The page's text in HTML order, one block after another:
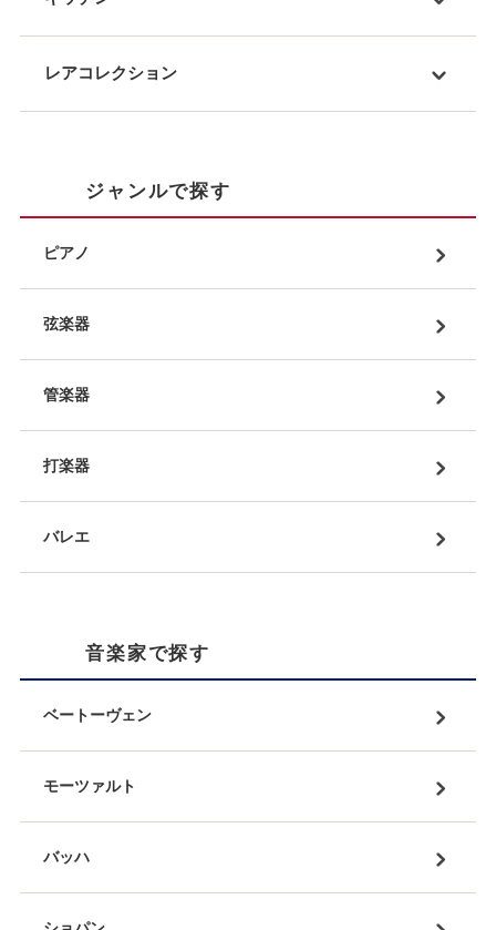
レアコレクション
ジャンルで探す
ピアノ
弦楽器
管楽器
打楽器
バレエ
音楽家で探す
ベートーヴェン
モーツァルト
バッハ